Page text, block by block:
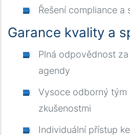
Řešení compliance a
Garance kvality a
Plná odpovědnost
agendy
Vysoce odborný tým
zkušenostmi
Individuální přístup